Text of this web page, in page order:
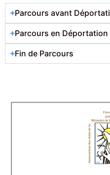
Parcours avant
Parcours en Déportation
Fin de Parcours